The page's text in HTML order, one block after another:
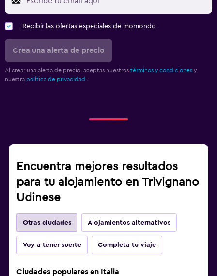
Recibir las ofertas especiales de momondo
Crea una alerta de precio
Al crear una alerta de precio, aceptas nuestros términos y condiciones y
nuestra política de privacidad.
Encuentra mejores resultados
para tu alojamiento en Trivignano
Udinese
Otras ciudades Alojamientos alternativos
Voy a tener suerte Completa tu viaje
Ciudades populares en Italia